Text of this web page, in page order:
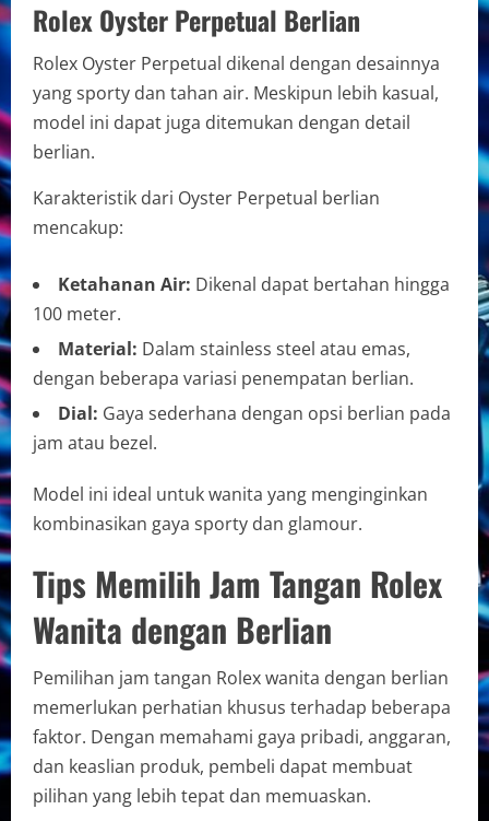
Rolex Oyster Perpetual Berlian
Rolex Oyster Perpetual dikenal dengan desainnya
yang sporty dan tahan air. Meskipun lebih kasual,
model ini dapat juga ditemukan dengan detail
berlian.
Karakteristik dari Oyster Perpetual berlian
mencakup:
Ketahanan Air: Dikenal dapat bertahan hingga
100 meter.
Material: Dalam stainless steel atau emas,
dengan beberapa variasi penempatan berlian.
Dial: Gaya sederhana dengan opsi berlian pada
jam atau bezel.
Model ini ideal untuk wanita yang menginginkan
kombinasikan gaya sporty dan glamour.
Tips Memilih Jam Tangan Rolex
Wanita dengan Berlian
Pemilihan jam tangan Rolex wanita dengan berlian
memerlukan perhatian khusus terhadap beberapa
faktor. Dengan memahami gaya pribadi, anggaran,
dan keaslian produk, pembeli dapat membuat
pilihan yang lebih tepat dan memuaskan.